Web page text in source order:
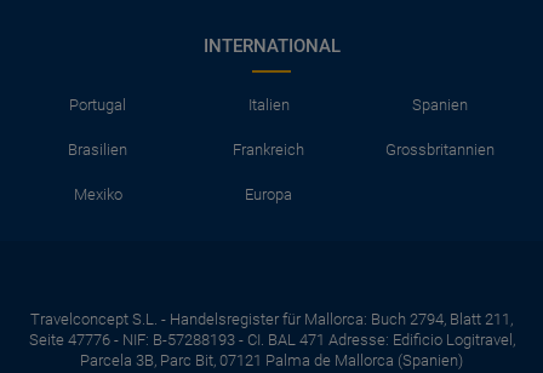
INTERNATIONAL
Portugal Italien Spanien
Brasilien Frankreich Grossbritannien
Mexiko Europa
Travelconcept S.L. - Handelsregister für Mallorca: Buch 2794, Blatt 211,
Seite 47776 - NIF: B-57288193 - CI. BAL 471 Adresse: Edificio Logitravel,
Parcela 3B, Parc Bit, 07121 Palma de Mallorca (Spanien)